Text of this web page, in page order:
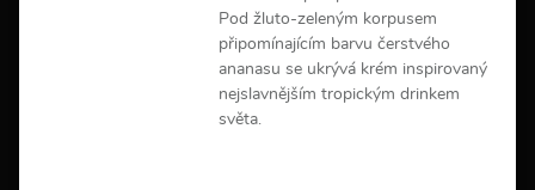
Pod žluto-zeleným korpusem
připomínajícím barvu čerstvého
ananasu se ukrývá krém inspirovaný
nejslavnějším tropickým drinkem
světa.